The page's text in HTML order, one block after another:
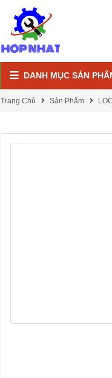
DANH MỤC SẢN
Trang Chủ Sản Phẩm